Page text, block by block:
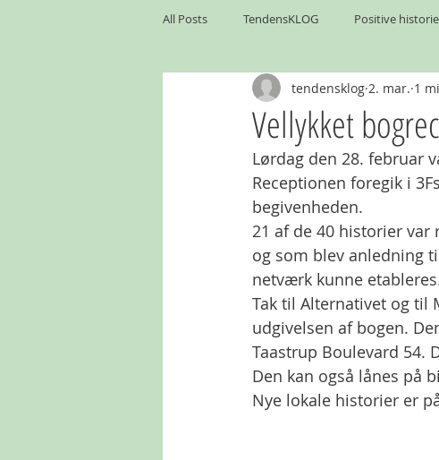
All Posts TendensKLOG Positive
Vellykket
tendensklog 2. mar. 1
Lørdag den 28. februar
Receptionen foregik i
begivenheden.
21 af de 40 historier
og som blev anledning
netværk kunne
Tak til Alternativet og til
udgivelsen af bogen.
Taastrup Boulevard 54.
Den kan også lånes på
Nye lokale historier er